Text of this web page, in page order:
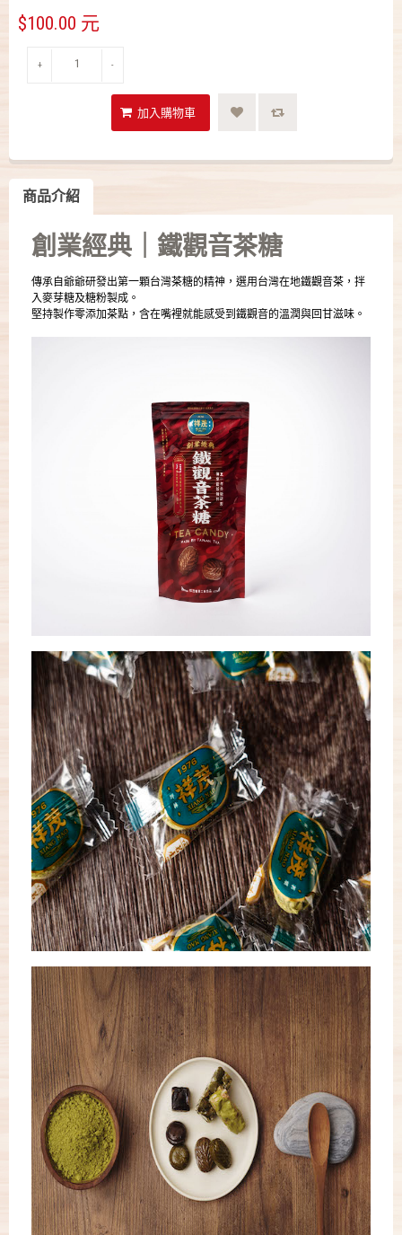
$100.00 元
+ -
商品介紹
創業經典｜鐵觀音茶糖
傳承自爺爺研發出第一顆台灣茶糖的精神，選用台灣在地鐵觀音茶，拌
入麥芽糖及糖粉製成。
堅持製作零添加茶點，含在嘴裡就能感受到鐵觀音的溫潤與回甘滋味。